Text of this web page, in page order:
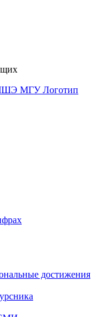
достижения